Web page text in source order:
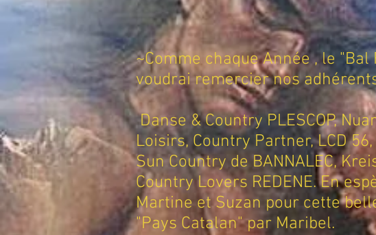
~Comme chaque Année , le
voudrai remercier nos
Danse & Country PLESCOP,
Loisirs, Country Partner, LCD 56,
Sun Country de BANNALEC,
Country Lovers REDENE. En
Martine et Suzan pour cette
"Pays Catalan" par Maribel.